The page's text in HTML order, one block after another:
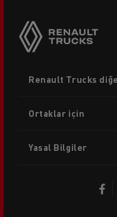
menu
Renault Trucks
Ortaklar için
Yasal Bilgiler